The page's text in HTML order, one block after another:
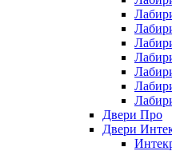
Двери Про
Двери